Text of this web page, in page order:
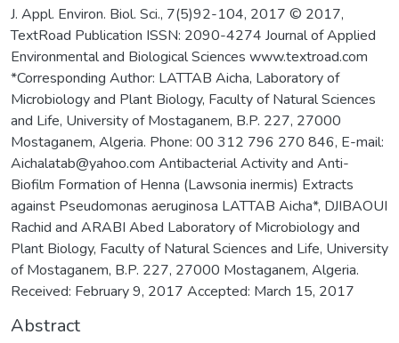
J. Appl. Environ. Biol. Sci., 7(5)92-104, 2017 © 2017,
TextRoad Publication ISSN: 2090-4274 Journal of Applied
Environmental and Biological Sciences www.textroad.com
*Corresponding Author: LATTAB Aicha, Laboratory of
Microbiology and Plant Biology, Faculty of Natural Sciences
and Life, University of Mostaganem, B.P. 227, 27000
Mostaganem, Algeria. Phone: 00 312 796 270 846, E-mail:
Aichalatab@yahoo.com Antibacterial Activity and Anti-
Biofilm Formation of Henna (Lawsonia inermis) Extracts
against Pseudomonas aeruginosa LATTAB Aicha*, DJIBAOUI
Rachid and ARABI Abed Laboratory of Microbiology and
Plant Biology, Faculty of Natural Sciences and Life, University
of Mostaganem, B.P. 227, 27000 Mostaganem, Algeria.
Received: February 9, 2017 Accepted: March 15, 2017
Abstract